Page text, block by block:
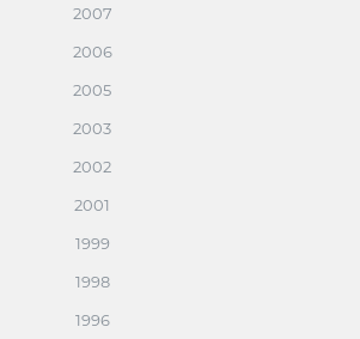
2007
2006
2005
2003
2002
2001
1999
1998
1996